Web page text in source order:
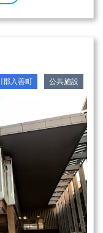
郡入善町 公共施設